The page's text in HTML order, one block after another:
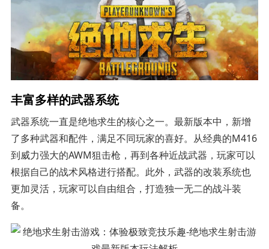
丰富多样的武器系统
武器系统一直是绝地求生的核心之一。最新版本中，新增
了多种武器和配件，满足不同玩家的喜好。从经典的M416
到威力强大的AWM狙击枪，再到各种近战武器，玩家可以
根据自己的战术风格进行搭配。此外，武器的改装系统也
更加灵活，玩家可以自由组合，打造独一无二的战斗装
备。